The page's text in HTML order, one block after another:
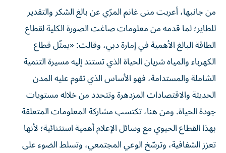
من جانبها، أعربت منى غانم المرّي عن بالغ الشكر والتقدير
للطاير؛ لما قدمه من معلومات صاغت الصورة الكلية لقطاع
الطاقة البالغ الأهمية في إمارة دبي، وقالت: «يمثّل قطاع
الكهرباء والمياه شريان الحياة الذي تستند إليه مسيرة التنمية
الشاملة والمستدامة، فهو الأساس الذي تقوم عليه المدن
الحديثة والاقتصادات المزدهرة وتتحدد من خلاله مستويات
جودة الحياة. ومن هنا، تكتسب مشاركة المعلومات المتعلقة
بهذا القطاع الحيوي مع وسائل الإعلام أهمية استثنائية؛ لأنها
تعزز الشفافية، وترسّخ الوعي المجتمعي، وتسلط الضوء على